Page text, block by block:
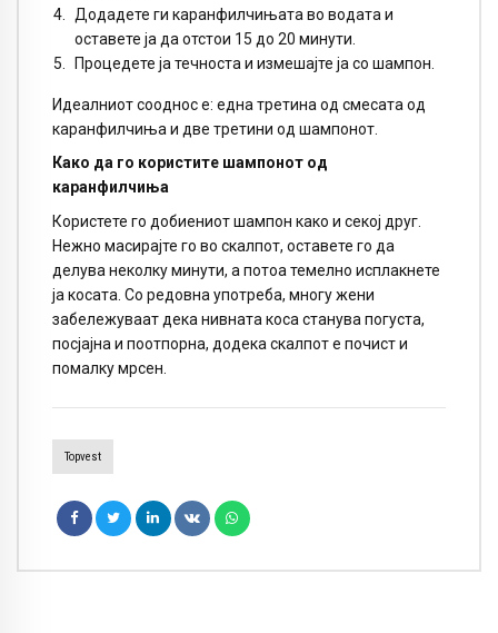
Додадете ги каранфилчињата во водата и
оставете ја да отстои 15 до 20 минути.
Процедете ја течноста и измешајте ја со шампон.
Идеалниот сооднос е: една третина од смесата од
каранфилчиња и две третини од шампонот.
Како да го користите шампонот од
каранфилчиња
Користете го добиениот шампон како и секој друг.
Нежно масирајте го во скалпот, оставете го да
делува неколку минути, а потоа темелно исплакнете
ја косата. Со редовна употреба, многу жени
забележуваат дека нивната коса станува погуста,
посјајна и поотпорна, додека скалпот е почист и
помалку мрсен.
Topvest